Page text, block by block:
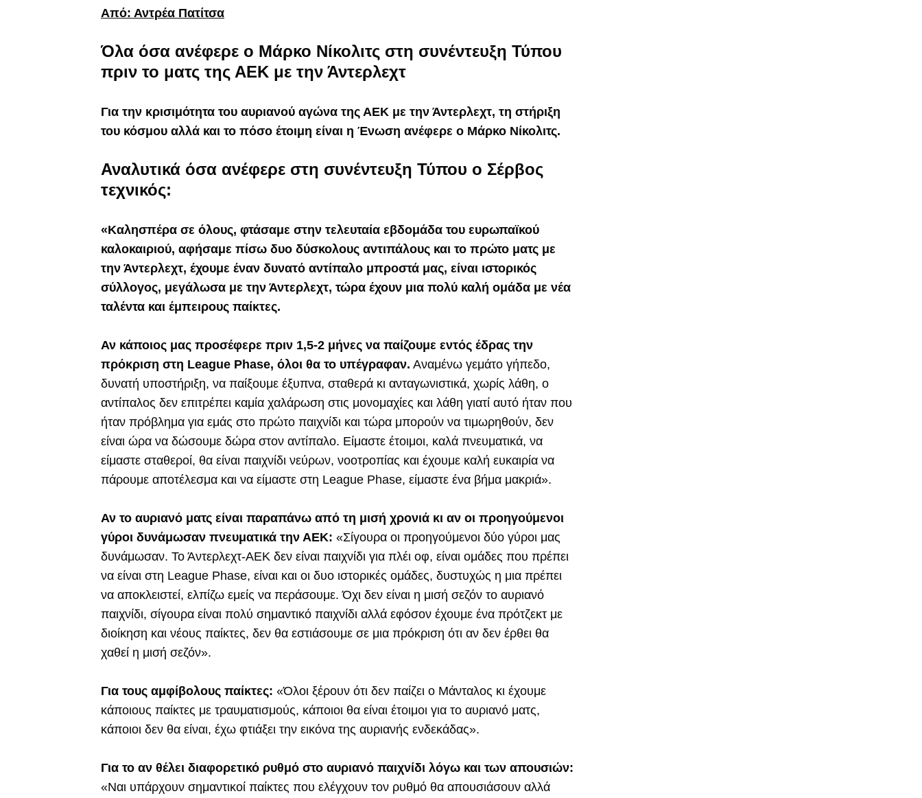
Από: Αντρέα Πατίτσα
Όλα όσα ανέφερε ο Μάρκο Νίκολιτς στη συνέντευξη Τύπου
πριν το ματς της ΑΕΚ με την Άντερλεχτ
Για την κρισιμότητα του αυριανού αγώνα της ΑΕΚ με την Άντερλεχτ, τη στήριξη
του κόσμου αλλά και το πόσο έτοιμη είναι η Ένωση ανέφερε ο Μάρκο Νίκολιτς.
Αναλυτικά όσα ανέφερε στη συνέντευξη Τύπου ο Σέρβος
τεχνικός:
«Καλησπέρα σε όλους, φτάσαμε στην τελευταία εβδομάδα του ευρωπαϊκού
καλοκαιριού, αφήσαμε πίσω δυο δύσκολους αντιπάλους και το πρώτο ματς με
την Άντερλεχτ, έχουμε έναν δυνατό αντίπαλο μπροστά μας, είναι ιστορικός
σύλλογος, μεγάλωσα με την Άντερλεχτ, τώρα έχουν μια πολύ καλή ομάδα με νέα
ταλέντα και έμπειρους παίκτες.
Αν κάποιος μας προσέφερε πριν 1,5-2 μήνες να παίζουμε εντός έδρας την
πρόκριση στη League Phase, όλοι θα το υπέγραφαν. Αναμένω γεμάτο γήπεδο,
δυνατή υποστήριξη, να παίξουμε έξυπνα, σταθερά κι ανταγωνιστικά, χωρίς λάθη, ο
αντίπαλος δεν επιτρέπει καμία χαλάρωση στις μονομαχίες και λάθη γιατί αυτό ήταν που
ήταν πρόβλημα για εμάς στο πρώτο παιχνίδι και τώρα μπορούν να τιμωρηθούν, δεν
είναι ώρα να δώσουμε δώρα στον αντίπαλο. Είμαστε έτοιμοι, καλά πνευματικά, να
είμαστε σταθεροί, θα είναι παιχνίδι νεύρων, νοοτροπίας και έχουμε καλή ευκαιρία να
πάρουμε αποτέλεσμα και να είμαστε στη League Phase, είμαστε ένα βήμα μακριά».
Αν το αυριανό ματς είναι παραπάνω από τη μισή χρονιά κι αν οι προηγούμενοι
γύροι δυνάμωσαν πνευματικά την ΑΕΚ: «Σίγουρα οι προηγούμενοι δύο γύροι μας
δυνάμωσαν. Το Άντερλεχτ-ΑΕΚ δεν είναι παιχνίδι για πλέι οφ, είναι ομάδες που πρέπει
να είναι στη League Phase, είναι και οι δυο ιστορικές ομάδες, δυστυχώς η μια πρέπει
να αποκλειστεί, ελπίζω εμείς να περάσουμε. Όχι δεν είναι η μισή σεζόν το αυριανό
παιχνίδι, σίγουρα είναι πολύ σημαντικό παιχνίδι αλλά εφόσον έχουμε ένα πρότζεκτ με
διοίκηση και νέους παίκτες, δεν θα εστιάσουμε σε μια πρόκριση ότι αν δεν έρθει θα
χαθεί η μισή σεζόν».
Για τους αμφίβολους παίκτες: «Όλοι ξέρουν ότι δεν παίζει ο Μάνταλος κι έχουμε
κάποιους παίκτες με τραυματισμούς, κάποιοι θα είναι έτοιμοι για το αυριανό ματς,
κάποιοι δεν θα είναι, έχω φτιάξει την εικόνα της αυριανής ενδεκάδας».
Για το αν θέλει διαφορετικό ρυθμό στο αυριανό παιχνίδι λόγω και των απουσιών:
«Ναι υπάρχουν σημαντικοί παίκτες που ελέγχουν τον ρυθμό θα απουσιάσουν αλλά